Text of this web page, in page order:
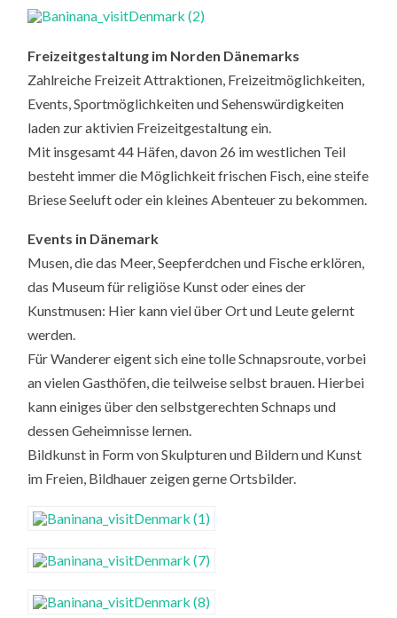
Freizeitgestaltung im Norden Dänemarks
Zahlreiche Freizeit Attraktionen, Freizeitmöglichkeiten,
Events, Sportmöglichkeiten und Sehenswürdigkeiten
laden zur aktivien Freizeitgestaltung ein.
Mit insgesamt 44 Häfen, davon 26 im westlichen Teil
besteht immer die Möglichkeit frischen Fisch, eine steife
Briese Seeluft oder ein kleines Abenteuer zu bekommen.
Events in Dänemark
Musen, die das Meer, Seepferdchen und Fische erklören,
das Museum für religiöse Kunst oder eines der
Kunstmusen: Hier kann viel über Ort und Leute gelernt
werden.
Für Wanderer eigent sich eine tolle Schnapsroute, vorbei
an vielen Gasthöfen, die teilweise selbst brauen. Hierbei
kann einiges über den selbstgerechten Schnaps und
dessen Geheimnisse lernen.
Bildkunst in Form von Skulpturen und Bildern und Kunst
im Freien, Bildhauer zeigen gerne Ortsbilder.